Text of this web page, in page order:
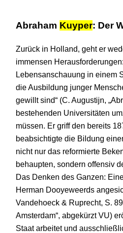
Abraham Kuyper: Der
Zurück in Holland, geht er
immensen
Lebensanschauung in einem
die Ausbildung junger
gewillt sind“ (C. Augustijn,
bestehenden Universitäten
müssen. Er griff den bereits
beabsichtigte die Bildung
nicht nur das reformierte
behaupten, sondern offensiv
Das Denken des Ganzen:
Herman Dooyeweerds
Vandehoeck & Ruprecht, S.
Amsterdam“, abgekürzt VU)
Staat arbeitet und